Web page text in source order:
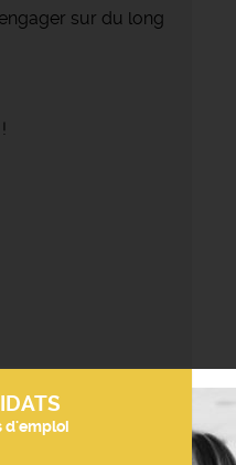
sur du long
d'emploi